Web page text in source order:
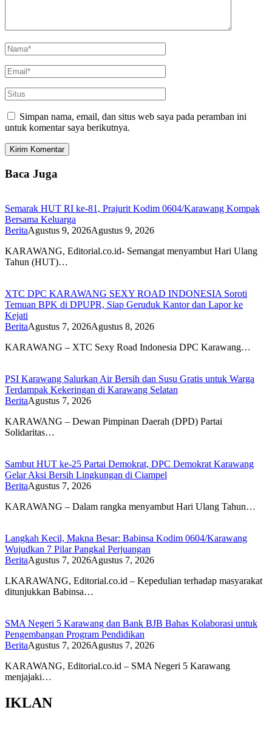
Simpan nama, email, dan situs web saya pada peramban ini
untuk komentar saya berikutnya.
Baca Juga
Semarak HUT RI ke-81, Prajurit Kodim 0604/Karawang Kompak
Bersama Keluarga
BeritaAgustus 9, 2026Agustus 9, 2026
KARAWANG, Editorial.co.id- Semangat menyambut Hari Ulang
Tahun (HUT)…
XTC DPC KARAWANG SEXY ROAD INDONESIA Soroti
Temuan BPK di DPUPR, Siap Geruduk Kantor dan Lapor ke
Kejati
BeritaAgustus 7, 2026Agustus 8, 2026
KARAWANG – XTC Sexy Road Indonesia DPC Karawang…
PSI Karawang Salurkan Air Bersih dan Susu Gratis untuk Warga
Terdampak Kekeringan di Karawang Selatan
BeritaAgustus 7, 2026
KARAWANG – Dewan Pimpinan Daerah (DPD) Partai
Solidaritas…
Sambut HUT ke-25 Partai Demokrat, DPC Demokrat Karawang
Gelar Aksi Bersih Lingkungan di Ciampel
BeritaAgustus 7, 2026
KARAWANG – Dalam rangka menyambut Hari Ulang Tahun…
Langkah Kecil, Makna Besar: Babinsa Kodim 0604/Karawang
Wujudkan 7 Pilar Pangkal Perjuangan
BeritaAgustus 7, 2026Agustus 7, 2026
LKARAWANG, Editorial.co.id – Kepedulian terhadap masyarakat
ditunjukkan Babinsa…
SMA Negeri 5 Karawang dan Bank BJB Bahas Kolaborasi untuk
Pengembangan Program Pendidikan
BeritaAgustus 7, 2026Agustus 7, 2026
KARAWANG, Editorial.co.id – SMA Negeri 5 Karawang
menjajaki…
IKLAN